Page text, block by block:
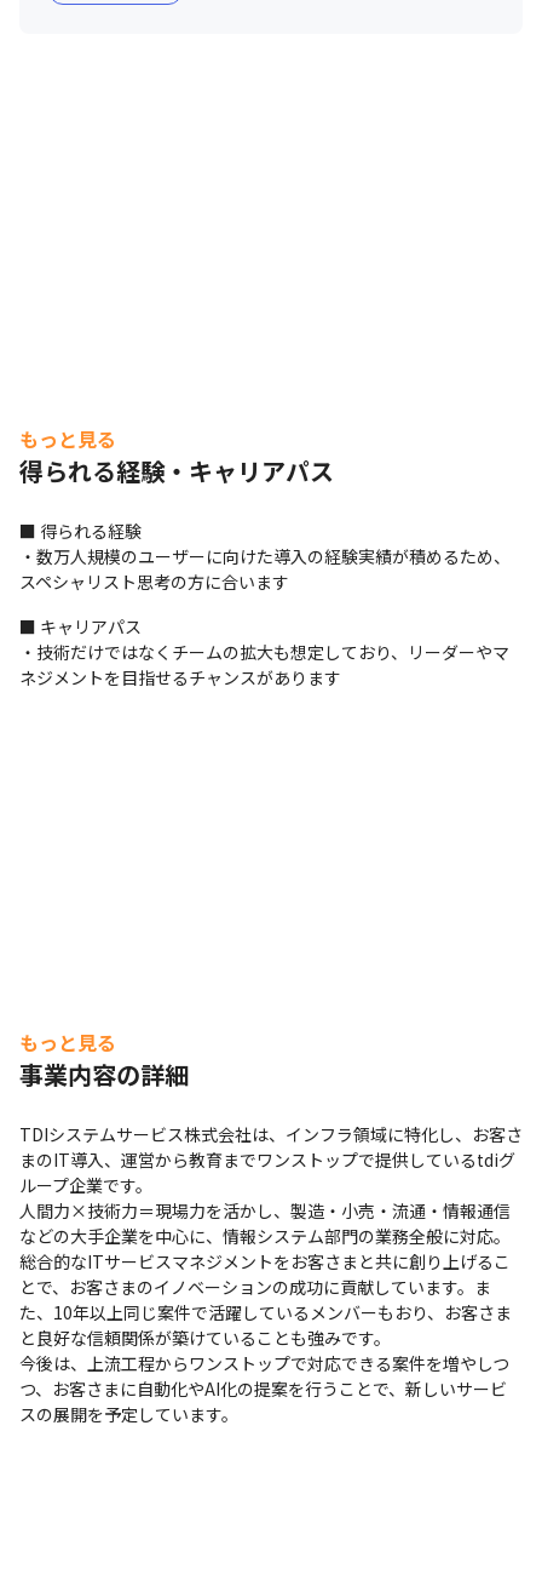
もっと見る
得られる経験・キャリアパス
■ 得られる経験
・数万人規模のユーザーに向けた導入の経験実績が積めるため、
スペシャリスト思考の方に合います
■ キャリアパス
・技術だけではなくチームの拡大も想定しており、リーダーやマ
ネジメントを目指せるチャンスがあります
もっと見る
事業内容の詳細
TDIシステムサービス株式会社は、インフラ領域に特化し、お客さ
まのIT導入、運営から教育までワンストップで提供しているtdiグ
ループ企業です。
人間力×技術力＝現場力を活かし、製造・小売・流通・情報通信
などの大手企業を中心に、情報システム部門の業務全般に対応。
総合的なITサービスマネジメントをお客さまと共に創り上げるこ
とで、お客さまのイノベーションの成功に貢献しています。ま
た、10年以上同じ案件で活躍しているメンバーもおり、お客さま
と良好な信頼関係が築けていることも強みです。
今後は、上流工程からワンストップで対応できる案件を増やしつ
つ、お客さまに自動化やAI化の提案を行うことで、新しいサービ
スの展開を予定しています。